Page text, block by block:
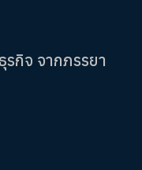
กิจ จากภรรยา